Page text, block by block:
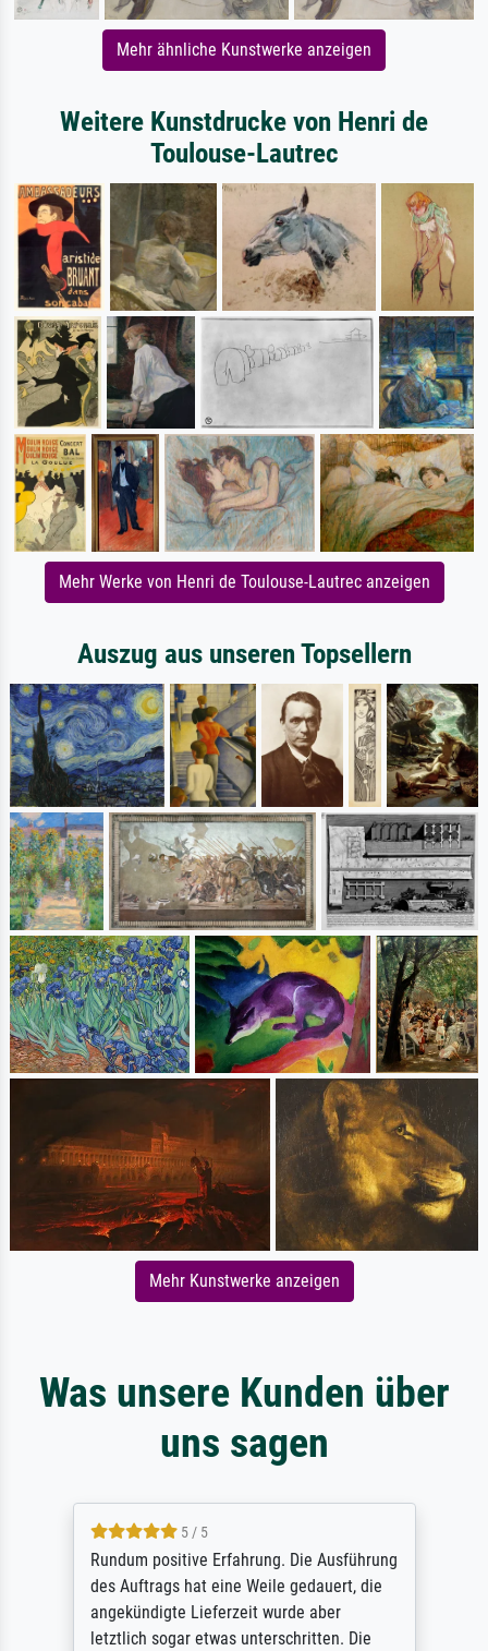
Mehr ähnliche Kunstwerke anzeigen
Weitere Kunstdrucke von Henri de
Toulouse-Lautrec
Mehr Werke von Henri de Toulouse-Lautrec anzeigen
Auszug aus unseren Topsellern
Mehr Kunstwerke anzeigen
Was unsere Kunden über
uns sagen
5 / 5
Rundum positive Erfahrung. Die Ausführung
des Auftrags hat eine Weile gedauert, die
angekündigte Lieferzeit wurde aber
letztlich sogar etwas unterschritten. Die